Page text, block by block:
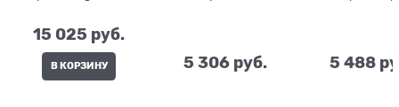
15 025 руб.
В КОРЗИНУ 5 306 руб. 5 488